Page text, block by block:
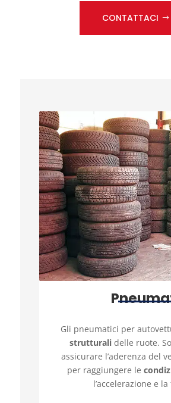
CONTATTACI
Gli pneumatici per
strutturali delle ruote.
assicurare l’aderenza del
per raggiungere le
l’accelerazione e